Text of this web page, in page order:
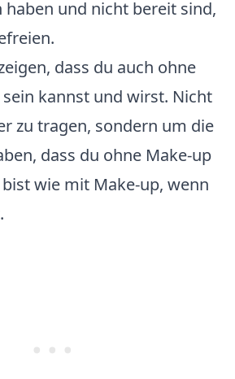
haben und nicht bereit sind,
dass du auch ohne
kannst und wirst. Nicht
zu tragen, sondern um die
dass du ohne Make-up
wie mit Make-up, wenn